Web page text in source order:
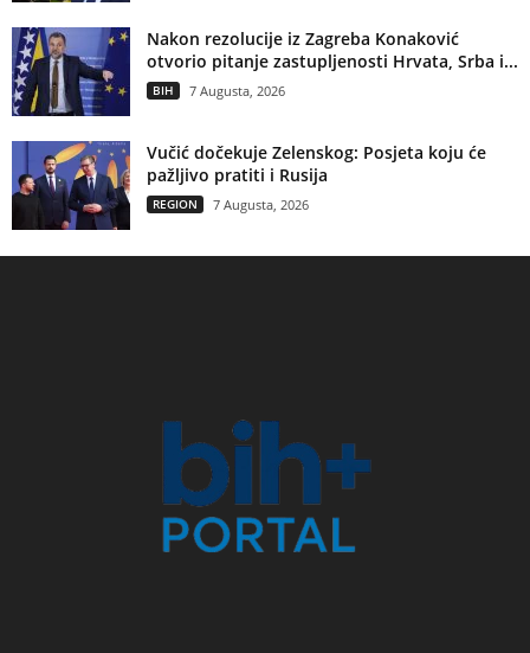
Nakon rezolucije iz Zagreba Konaković
otvorio pitanje zastupljenosti Hrvata, Srba i...
BIH 7 Augusta, 2026
Vučić dočekuje Zelenskog: Posjeta koju će
pažljivo pratiti i Rusija
REGION 7 Augusta, 2026